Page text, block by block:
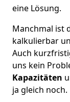
eine Lösung.
Manchmal ist
kalkulierbar
Auch
uns kein
Kapazitäten
ja gleich noch.